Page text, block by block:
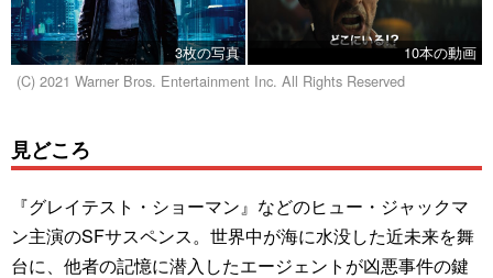
3枚の写真
10本の動画
(C) 2021 Warner Bros. Entertainment Inc. All Rights Reserved
見どころ
『グレイテスト・ショーマン』などのヒュー・ジャックマ
ン主演のSFサスペンス。世界中が海に水没した近未来を舞
台に、他者の記憶に潜入したエージェントが凶悪事件の鍵